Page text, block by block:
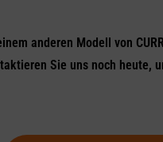
anderen Modell von
Sie uns noch heute,